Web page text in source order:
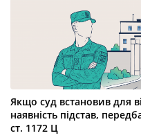
Якщо суд встановив для
наявність підстав,
ст. 1172 Ц